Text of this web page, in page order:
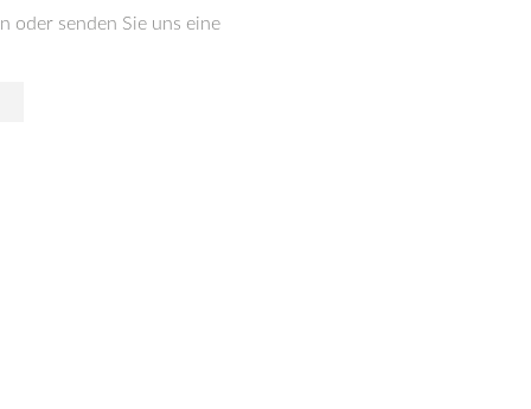
oder senden Sie uns eine